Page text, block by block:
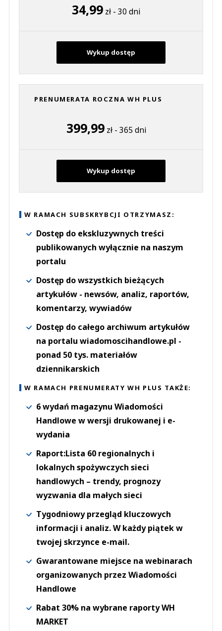
34,99 zł - 30 dni
Wykup dostęp
PRENUMERATA ROCZNA WH PLUS
399,99zł - 365 dni
Wykup dostęp
W RAMACH SUBSKRYBCJI OTRZYMASZ:
Dostęp do ekskluzywnych treści
publikowanych wyłącznie na naszym
portalu
Dostęp do wszystkich bieżących
artykułów - newsów, analiz, raportów,
komentarzy, wywiadów
Dostęp do całego archiwum artykułów
na portalu wiadomoscihandlowe.pl -
ponad 50 tys. materiałów
dziennikarskich
W RAMACH PRENUMERATY WH PLUS TAKŻE:
6 wydań magazynu Wiadomości
Handlowe w wersji drukowanej i e-
wydania
Raport:Lista 60 regionalnych i
lokalnych spożywczych sieci
handlowych – trendy, prognozy
wyzwania dla małych sieci
Tygodniowy przegląd kluczowych
informacji i analiz. W każdy piątek w
twojej skrzynce e-mail.
Gwarantowane miejsce na webinarach
organizowanych przez Wiadomości
Handlowe
Rabat 30% na wybrane raporty WH
MARKET